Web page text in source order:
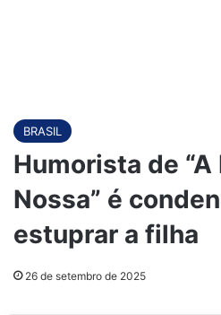
BRASIL
Humorista de “A
Nossa” é
estuprar a filha
26 de setembro de 2025